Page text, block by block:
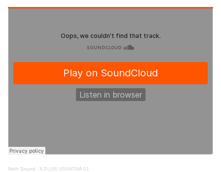
Neth Sound · A PLUS USANTHA 01